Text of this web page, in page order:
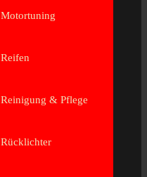
Motortuning
Reifen
Reinigung & Pflege
Rücklichter